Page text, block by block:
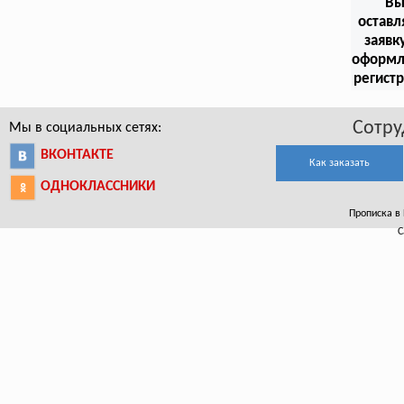
Вы
Мы в социальных сетях:
ВКОНТАКТЕ
ОДНОКЛАССНИКИ
Как заказать
Прописка в